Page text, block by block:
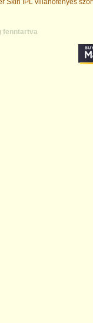
Skin IPL villanófényes
fenntartva